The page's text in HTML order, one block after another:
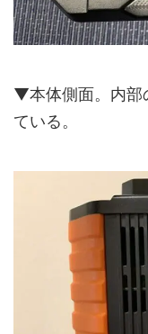
▼本体側面。内部
ている。